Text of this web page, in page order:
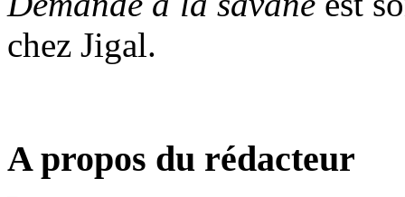
chez Jigal.
A propos du rédacteur